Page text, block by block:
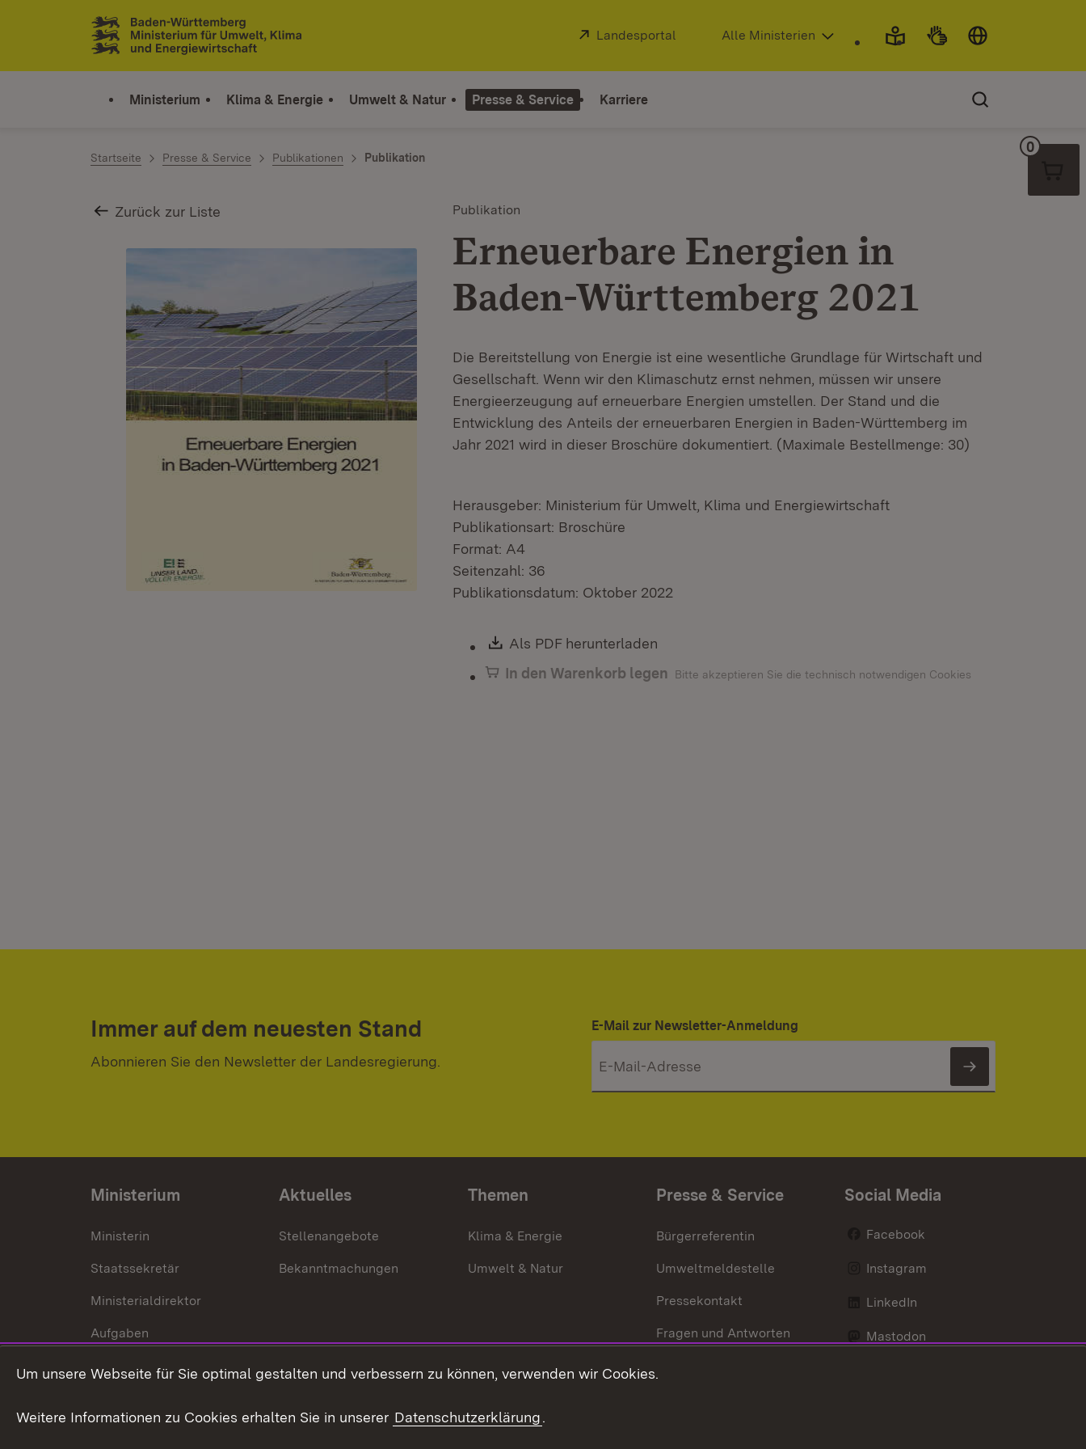
Zum Inhalt springen
Link zur Startseite
Extern:
Landesportal (Öffnet in neuem Fenster)
Alle Ministerien
Ministerium Klima & Energie Umwelt & Natur Presse & Service Karriere
Startseite Presse & Service Publikationen Publikation
Zurück zur Liste Publikation
Erneuerbare Energien in
Baden-Württemberg 2021
Die Bereitstellung von Energie ist eine wesentliche Grundlage für Wirtschaft und
Gesellschaft. Wenn wir den Klimaschutz ernst nehmen, müssen wir unsere
Energieerzeugung auf erneuerbare Energien umstellen. Der Stand und die
Entwicklung des Anteils der erneuerbaren Energien in Baden-Württemberg im
Jahr 2021 wird in dieser Broschüre dokumentiert. (Maximale Bestellmenge: 30)
Herausgeber: Ministerium für Umwelt, Klima und Energiewirtschaft
Publikationsart: Broschüre
Format: A4
Seitenzahl: 36
Publikationsdatum: Oktober 2022
Download:
Als PDF herunterladen
In den Warenkorb legen
Bitte akzeptieren Sie die technisch notwendigen Cookies
0
Immer auf dem neuesten Stand
Abonnieren Sie den Newsletter der Landesregierung.
E-Mail zur Newsletter-Anmeldung
Newsletter
Ministerium
Ministerin
Staatssekretär
Ministerialdirektor
Aufgaben
Internationale
Aktuelles
Stellenangebote
Bekanntmachungen
Themen
Klima & Energie
Umwelt & Natur
Presse & Service
Bürgerreferentin
Umweltmeldestelle
Pressekontakt
Fragen und Antworten
Social Media
Facebook
Instagram
LinkedIn
Mastodon
Um unsere Webseite für Sie optimal gestalten und verbessern zu können, verwenden wir Cookies.
Weitere Informationen zu Cookies erhalten Sie in unserer Datenschutzerklärung.